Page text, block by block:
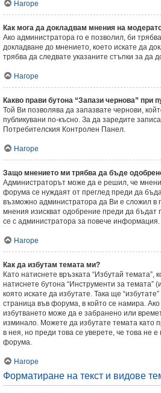
Нагоре
Как мога да докладвам мнения на
Ако администратора го е позволил, би
докладване до мнението, което искате да
трябва да следвате указаните стъпки за да
Нагоре
Какво прави бутона “Запази чернова” при
Той Ви позволява да запазвате чернови,
публикувани по-късно. За да заредите
Потребителския Контролен Панел.
Нагоре
Защо мнението ми трябва да бъде
Администраторът може да е решил, че
форума се нуждаят от преглед преди да
възможно администратора да Ви е сложил в
мнения изискват одобрение преди да бъдат
се с администратора за повече информация.
Нагоре
Как да избутам темата ми?
Като натиснете връзката “Избутай темата”,
натиснете бутона “Инструменти за темата”
която искате да избутате. Така ще
страница във форума, в който се намира.
избутването може да е забранено или
изминало. Можете да избутате темата като
в нея, но преди това се уверете, че това не
форума.
Нагоре
Форматиране на текст и видове